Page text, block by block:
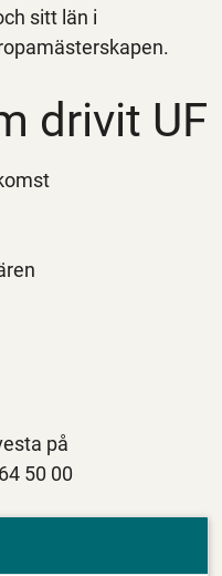
sitt län i
drivit UF
på
50 00